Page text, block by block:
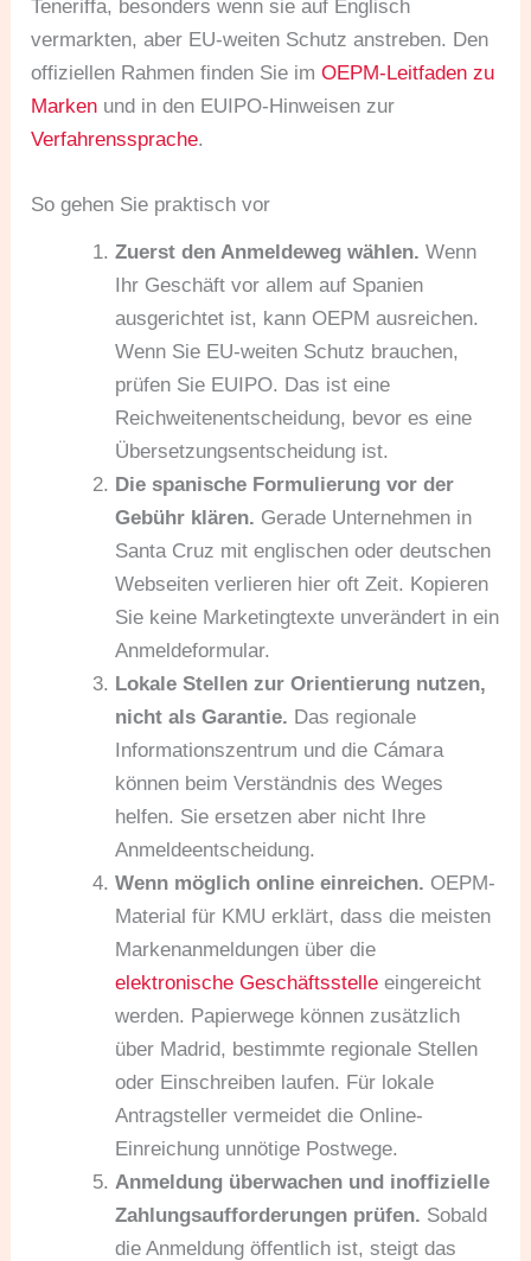
Teneriffa, besonders wenn sie auf Englisch
vermarkten, aber EU-weiten Schutz anstreben. Den
offiziellen Rahmen finden Sie imOEPM-Leitfaden zu
Marken und in den EUIPO-Hinweisen zur
Verfahrenssprache.
So gehen Sie praktisch vor
Zuerst den Anmeldeweg wählen. Wenn
Ihr Geschäft vor allem auf Spanien
ausgerichtet ist, kann OEPM ausreichen.
Wenn Sie EU-weiten Schutz brauchen,
prüfen Sie EUIPO. Das ist eine
Reichweitenentscheidung, bevor es eine
Übersetzungsentscheidung ist.
Die spanische Formulierung vor der
Gebühr klären. Gerade Unternehmen in
Santa Cruz mit englischen oder deutschen
Webseiten verlieren hier oft Zeit. Kopieren
Sie keine Marketingtexte unverändert in ein
Anmeldeformular.
Lokale Stellen zur Orientierung nutzen,
nicht als Garantie. Das regionale
Informationszentrum und die Cámara
können beim Verständnis des Weges
helfen. Sie ersetzen aber nicht Ihre
Anmeldeentscheidung.
Wenn möglich online einreichen. OEPM-
Material für KMU erklärt, dass die meisten
Markenanmeldungen über die
elektronische Geschäftsstelle eingereicht
werden. Papierwege können zusätzlich
über Madrid, bestimmte regionale Stellen
oder Einschreiben laufen. Für lokale
Antragsteller vermeidet die Online-
Einreichung unnötige Postwege.
Anmeldung überwachen und inoffizielle
Zahlungsaufforderungen prüfen. Sobald
die Anmeldung öffentlich ist, steigt das